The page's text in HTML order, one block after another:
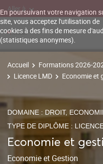
En poursuivant votre navigation
site, vous acceptez l'utilisation de
cookies à des fins de mesure
(statistiques anonymes).
Aller à
Accueil Formations 2026-
Licence LMD
Economie et
DOMAINE : DROIT,
TYPE DE DIPLÔME :
Economie et
Economie et Gestion